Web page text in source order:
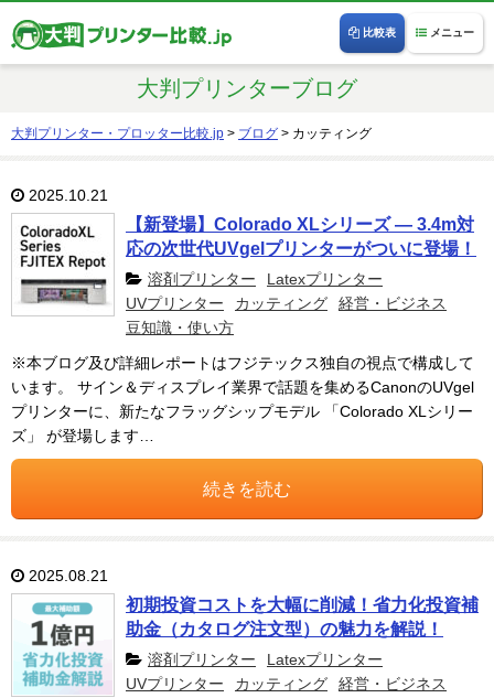
メニュー
比較表
大判プリンターブログ
大判プリンター・プロッター比較.jp > ブログ > カッティング
2025.10.21
【新登場】Colorado XLシリーズ ― 3.4m対
応の次世代UVgelプリンターがついに登場！
溶剤プリンター
Latexプリンター
UVプリンター
カッティング
経営・ビジネス
豆知識・使い方
※本ブログ及び詳細レポートはフジテックス独自の視点で構成して
います。 サイン＆ディスプレイ業界で話題を集めるCanonのUVgel
プリンターに、新たなフラッグシップモデル 「Colorado XLシリー
ズ」 が登場します…
続きを読む
2025.08.21
初期投資コストを大幅に削減！省力化投資補
助金（カタログ注文型）の魅力を解説！
溶剤プリンター
Latexプリンター
UVプリンター
カッティング
経営・ビジネス